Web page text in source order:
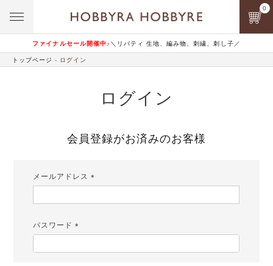
ファイナルセール開催中♪ ＼リバティ 生地、編み物、刺繍、刺し子／
0
トップページ ログイン
ログイン
会員登録がお済みのお客様
メールアドレス
パスワード